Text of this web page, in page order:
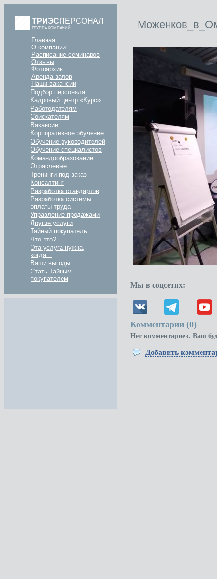
ТРИЭСПЕРСОНАЛ
ГРУППА КОМПАНИЙ
Главная
О компании
Расписание семинаров
Отзывы
Фотоархив
Аренда залов
Наши вакансии
Подбор персонала
Кадровый центр «Курс»
Работодателям
Соискателям
Вакансии
Корпоративное обучение
Обучение руководителей
Обучение специалистов
Командообразование
Отраслевые
Тренинги под заказ
Консалтинг
Разработка стандартов
Разработка системы
оплаты труда
Управление продажами
Другие услуги
Тайный покупатель
Что это?
Эта услуга нужна,
когда...
Ваши выгоды
Стать Тайным
покупателем
Мы в соцсетях:
Комментарии (0)
Нет комментариев. Ваш
Добавить